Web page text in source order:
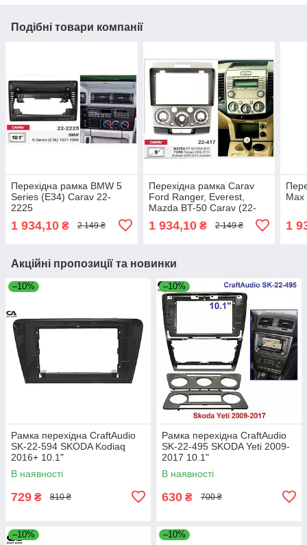
Подібні товари компанії
Перехідна рамка BMW 5
Series (E34) Carav 22-
2225
1 934,10 ₴ 2 149 ₴
Перехідна рамка Carav
Ford Ranger, Everest,
Mazda BT-50 Carav (22-
1 934,10₴ 2 149 ₴
Max
1
Акційні пропозиції та новинки
–10%
Рамка перехідна CraftAudio
SK-22-594 SKODA Kodiaq
2016+ 10.1"
В наявності
729 ₴ 810 ₴
–10%
Рамка перехідна CraftAudio
SK-22-495 SKODA Yeti 2009-
2017 10.1"
В наявності
630 ₴ 700 ₴
–10% –10%